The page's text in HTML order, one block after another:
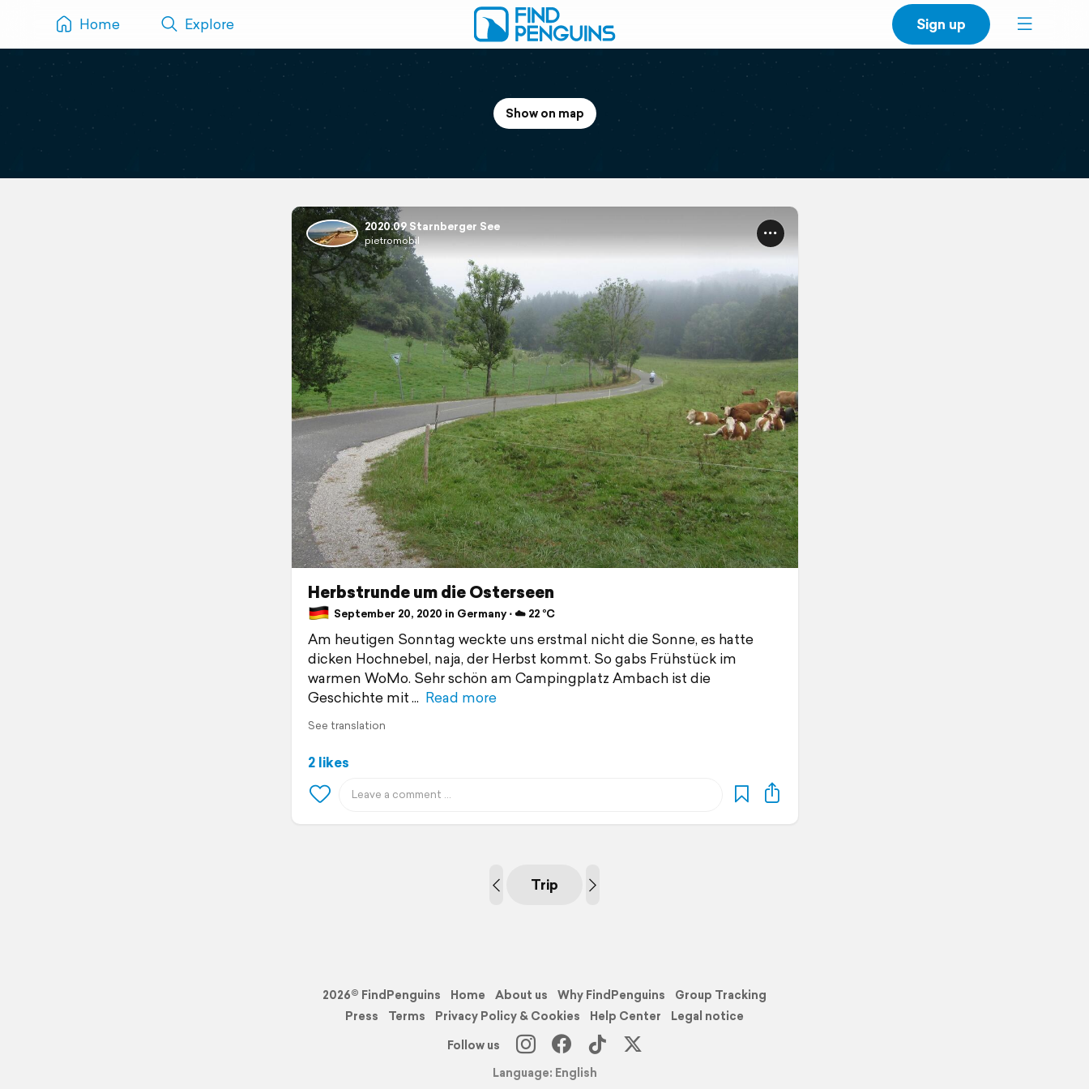
Home Explore Sign up
Show on map
2020.09 Starnberger See
pietromobil
Herbstrunde um die Osterseen
September 20, 2020 in Germany ⋅ ☁️ 22 °C
Am heutigen Sonntag weckte uns erstmal nicht die Sonne, es hatte
dicken Hochnebel, naja, der Herbst kommt. So gabs Frühstück im
warmen WoMo. Sehr schön am Campingplatz Ambach ist die
Geschichte mit
Read more
See translation
2 likes
Trip
2026© FindPenguins Home About us Why FindPenguins
Group Tracking
Press
Terms Privacy Policy & Cookies Help Center
Legal notice
Follow us
Language: English